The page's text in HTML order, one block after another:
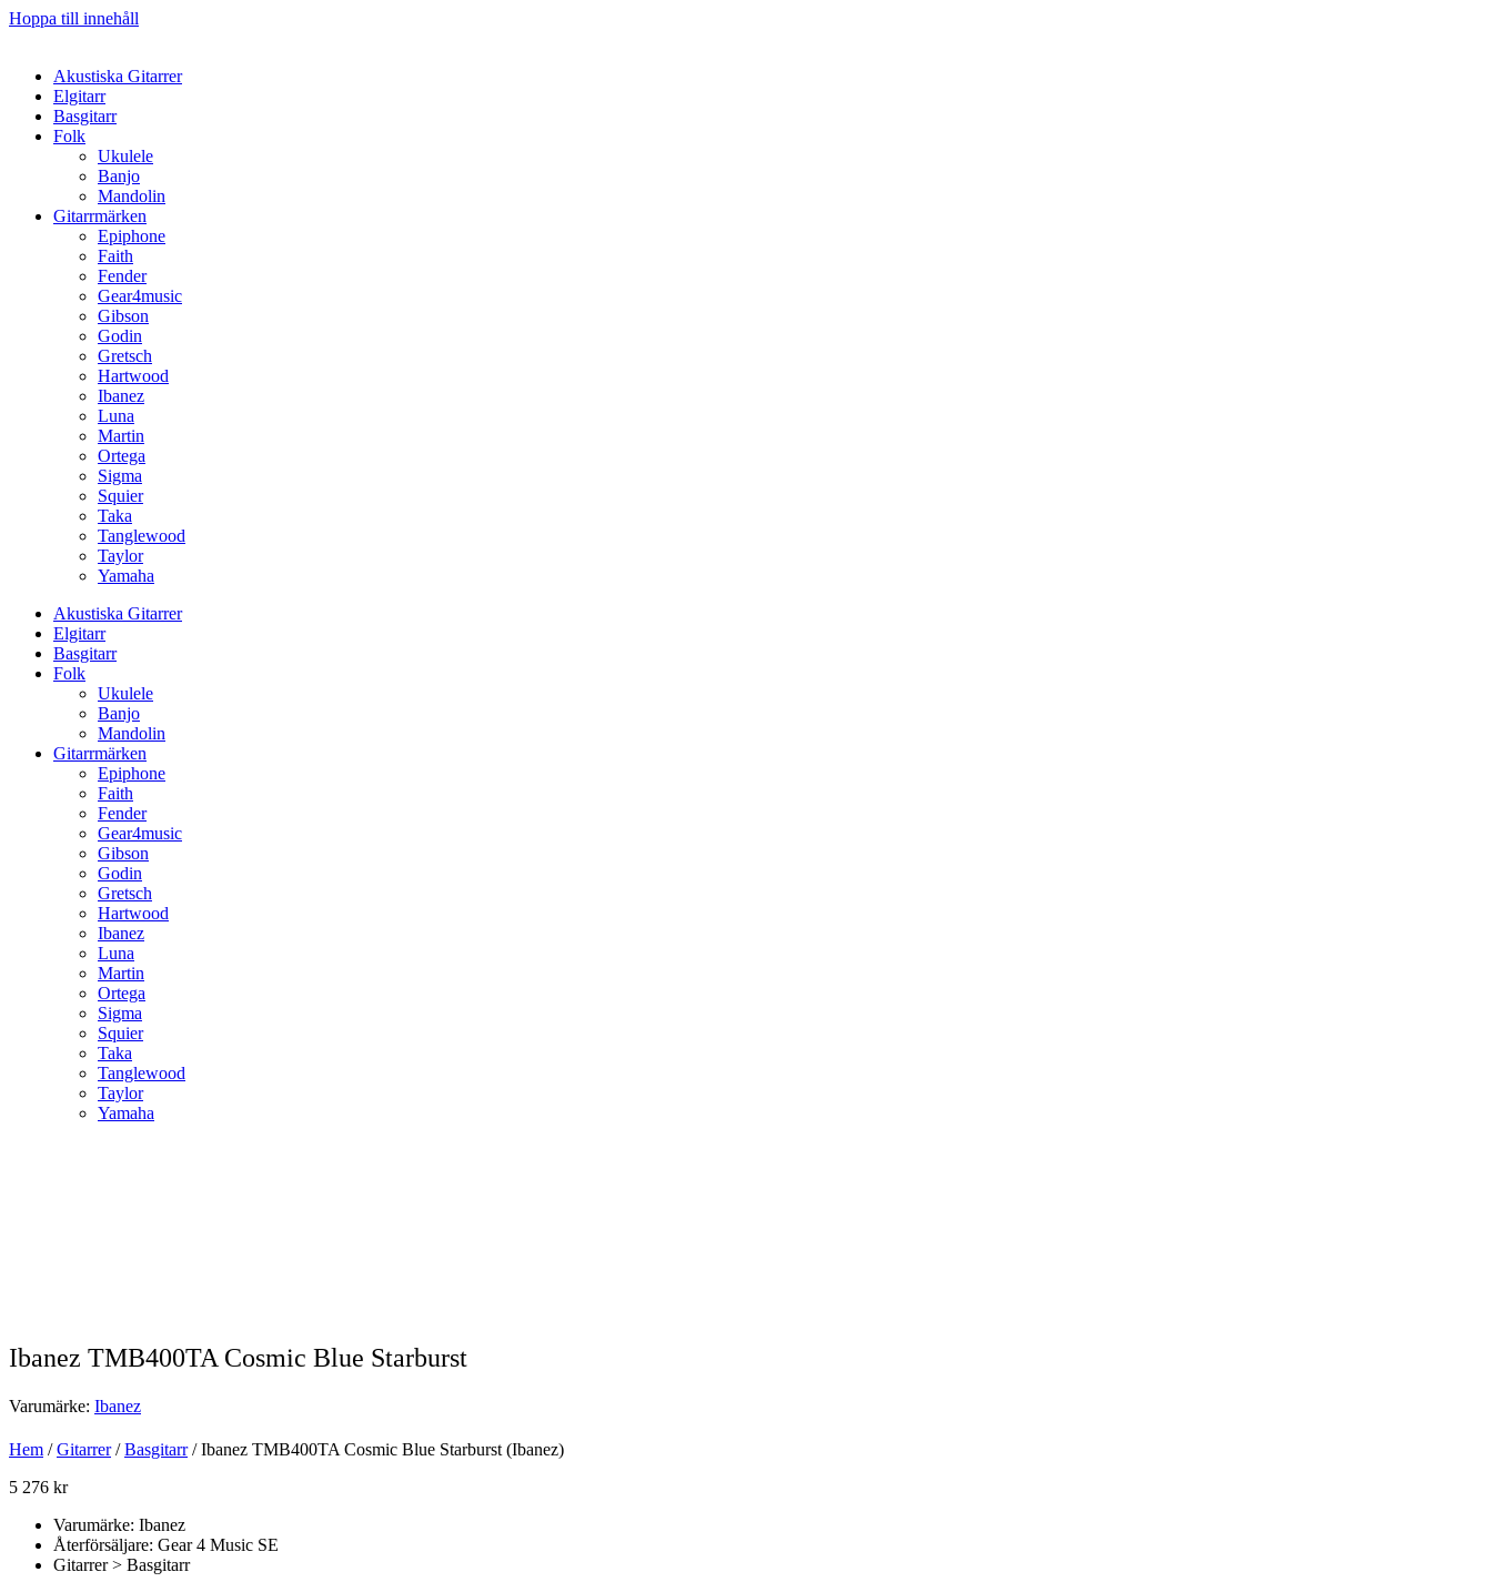
Hoppa till innehåll
Akustiska Gitarrer
Elgitarr
Basgitarr
Folk
Ukulele
Banjo
Mandolin
Gitarrmärken
Epiphone
Faith
Fender
Gear4music
Gibson
Godin
Gretsch
Hartwood
Ibanez
Luna
Martin
Ortega
Sigma
Squier
Taka
Tanglewood
Taylor
Yamaha
Akustiska Gitarrer
Elgitarr
Basgitarr
Folk
Ukulele
Banjo
Mandolin
Gitarrmärken
Epiphone
Faith
Fender
Gear4music
Gibson
Godin
Gretsch
Hartwood
Ibanez
Luna
Martin
Ortega
Sigma
Squier
Taka
Tanglewood
Taylor
Yamaha
Ibanez TMB400TA Cosmic Blue Starburst
Varumärke: Ibanez
Hem /Gitarrer/Basgitarr/ Ibanez TMB400TA Cosmic Blue Starburst (Ibanez)
5 276 kr
Varumärke: Ibanez
Återförsäljare: Gear 4 Music SE
Gitarrer > Basgitarr